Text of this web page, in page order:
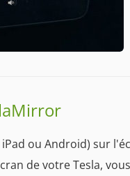
ou Android) sur
de votre Tesla,